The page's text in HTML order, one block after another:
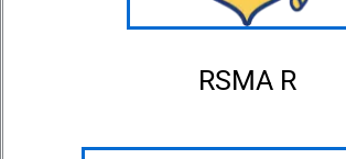
RSMA R